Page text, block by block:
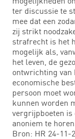
ter discussie te
mee dat een
zij strikt
strafrecht is het
mogelijk als,
het leven, de
ontwrichting van
economische
persoon moet
kunnen worden
vergrijpboeten is
anoniem te horen.
Bron: HR 24-11-